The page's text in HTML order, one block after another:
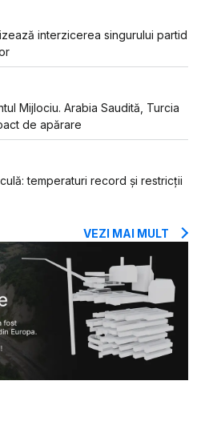
interzicerea singurului partid
Mijlociu. Arabia Saudită, Turcia
de apărare
temperaturi record și restricții
VEZI MAI MULT